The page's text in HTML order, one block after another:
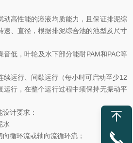
动高性能的溶液均质能力，且保证排泥综
速、直径，根据排泥综合池的池型及尺寸
音低，叶轮及水下部分能耐PAM和PAC等
续运行、间歇运行（每小时可启动至少12
运行，在整个运行过程中须保持无振动平
计要求：
水
循环流或轴向流循环流；